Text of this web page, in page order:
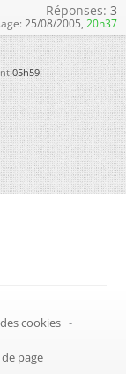
Réponses: 3
25/08/2005, 20h37
05h59.
cookies -
page